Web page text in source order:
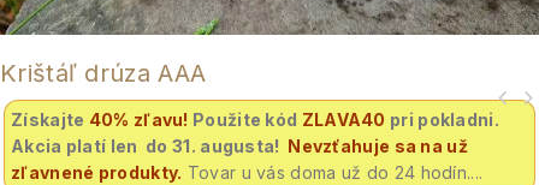
Krištáľ drúza AAA
Získajte 40% zľavu! Použite kód ZLAVA40 pri pokladni.
Akcia platí len do 31. augusta! Nevzťahuje sa na už
zľavnené produkty. Tovar u vás doma už do 24 hodín....